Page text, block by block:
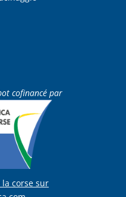
cofinancé par
corse sur